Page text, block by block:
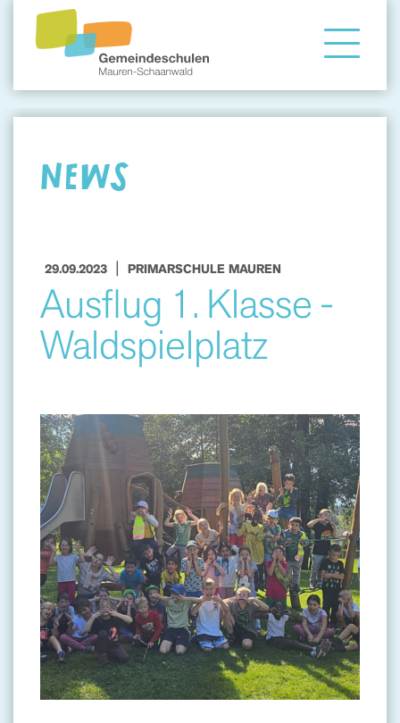
Gemeindeschule
NEWS
29.09.2023 | PRIMARSCHULE MAUREN
Ausflug 1. Klasse -
Waldspielplatz